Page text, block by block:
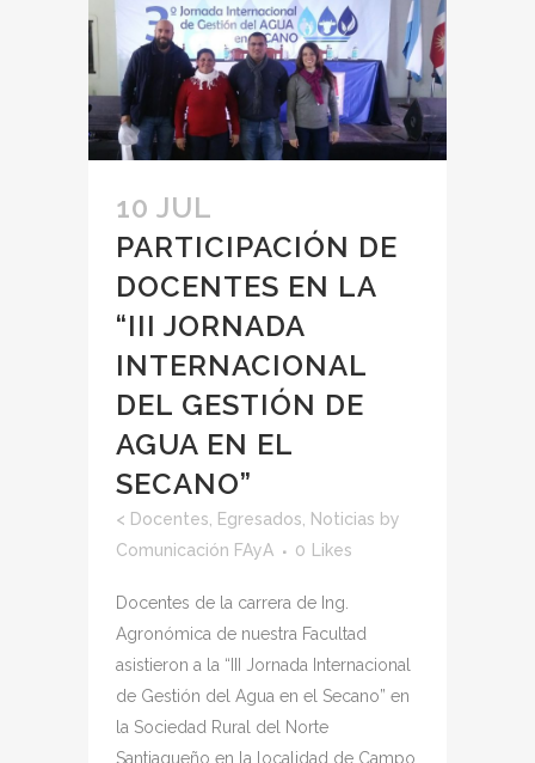
10 JUL
PARTICIPACIÓN DE
DOCENTES EN LA
“III JORNADA
INTERNACIONAL
DEL GESTIÓN DE
AGUA EN EL
SECANO”
< Docentes, Egresados, Noticias by
Comunicación FAyA
0 Likes
Docentes de la carrera de Ing.
Agronómica de nuestra Facultad
asistieron a la “III Jornada Internacional
de Gestión del Agua en el Secano” en
la Sociedad Rural del Norte
Santiagueño en la localidad de Campo